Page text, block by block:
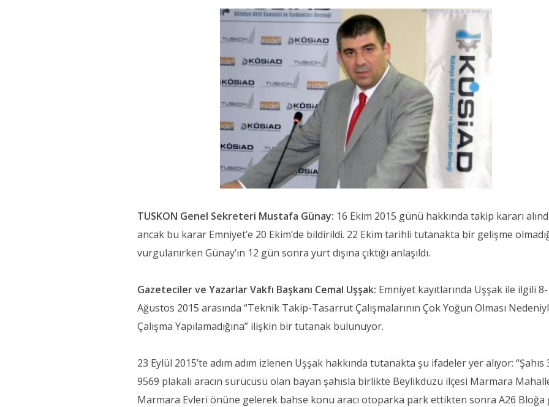
TUSKON Genel Sekreteri Mustafa Günay: 16 Ekim 2015 günü hakkında takip kararı
ancak bu karar Emniyet’e 20 Ekim’de bildirildi. 22 Ekim tarihli tutanakta bir gelişme
vurgulanırken Günay’ın 12 gün sonra yurt dışına çıktığı anlaşıldı.
Gazeteciler ve Yazarlar Vakfı Başkanı Cemal Uşşak: Emniyet kayıtlarında Uşşak ile ilgili
Ağustos 2015 arasında “Teknik Takip-Tasarrut Çalışmalarının Çok Yoğun Olması
Çalışma Yapılamadığına” ilişkin bir tutanak bulunuyor.
23 Eylül 2015’te adım adım izlenen Uşşak hakkında tutanakta şu ifadeler yer alıyor: “Şahıs
9569 plakalı aracın sürücüsü olan bayan şahısla birlikte Beylikdüzü ilçesi Marmara
Marmara Evleri önüne gelerek bahse konu aracı otoparka park ettikten sonra A26 Bloğa